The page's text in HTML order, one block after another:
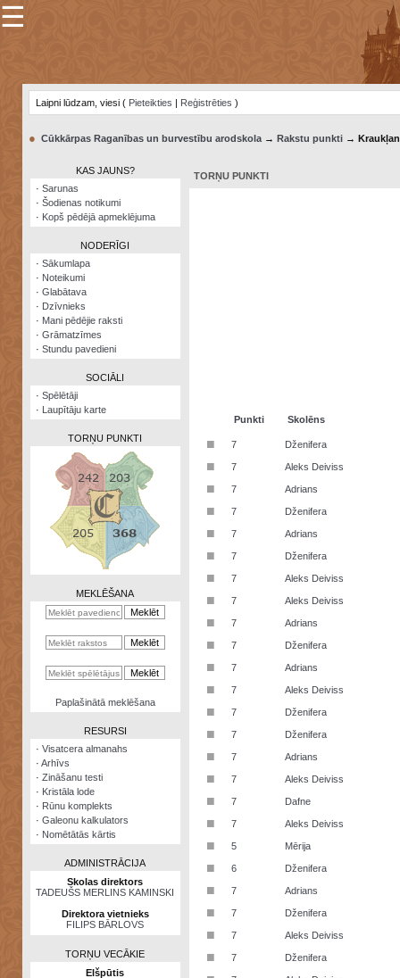
×
Šodienas
notikumi
Visatcera
almanahs
Arhīvs
Zināšanu
kalkulators
Nomētātās
☰
Laipni lūdzam, viesi ( Pieteikties | Reģistrēties )
● Cūkkārpas Raganības un burvestību arodskola→ Rakstu punkti→
KAS JAUNS?
· Sarunas
· Šodienas notikumi
· Kopš pēdējā apmeklējuma
NODERĪGI
· Sākumlapa
· Noteikumi
· Glabātava
· Dzīvnieks
· Mani pēdējie raksti
· Grāmatzīmes
· Stundu pavedieni
SOCIĀLI
· Spēlētāji
· Laupītāju karte
TORŅU PUNKTI
MEKLĒŠANA
Paplašinātā meklēšana
RESURSI
· Visatcera almanahs
· Arhīvs
· Zināšanu testi
· Kristāla lode
· Rūnu komplekts
· Galeonu kalkulators
· Nomētātās kārtis
ADMINISTRĀCIJA
Skolas direktors
TADEUŠS MERLINS KAMINSKI
Direktora vietnieks
FILIPS BĀRLOVS
TORŅU VECĀKIE
Elšpūtis
TORŅU PUNKTI
Punkti Skolēns
■ 7 Dženifera
■ 7 Aleks Deiviss
■ 7 Adrians
■ 7 Dženifera
■ 7 Adrians
■ 7 Dženifera
■ 7 Aleks Deiviss
■ 7 Aleks Deiviss
■ 7 Adrians
■ 7 Dženifera
■ 7 Adrians
■ 7 Aleks Deiviss
■ 7 Dženifera
■ 7 Dženifera
■ 7 Adrians
■ 7 Aleks Deiviss
■ 7 Dafne
■ 7 Aleks Deiviss
■ 5 Mērija
■ 6 Dženifera
■ 7 Adrians
■ 7 Dženifera
■ 7 Aleks Deiviss
■ 7 Dženifera